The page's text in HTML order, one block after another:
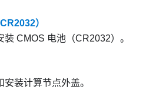
）
CMOS 电池（CR2032）。
装计算节点外盖。